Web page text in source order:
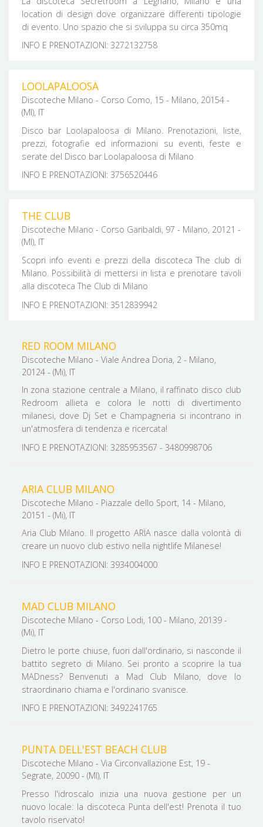
location di design dove organizzare differenti tipologie
di evento. Uno spazio che si sviluppa su circa 350mq
INFO E PRENOTAZIONI: 3272132758
LOOLAPALOOSA
Discoteche Milano - Corso Como, 15 - Milano, 20154 -
(MI), IT
Disco bar Loolapaloosa di Milano. Prenotazioni, liste,
prezzi, fotografie ed informazioni su eventi, feste e
serate del Disco bar Loolapaloosa di Milano
INFO E PRENOTAZIONI: 3756520446
THE CLUB
Discoteche Milano - Corso Garibaldi, 97 - Milano, 20121 -
(MI), IT
Scopri info eventi e prezzi della discoteca The club di
Milano. Possibilità di mettersi in lista e prenotare tavoli
alla discoteca The Club di Milano
INFO E PRENOTAZIONI: 3512839942
RED ROOM MILANO
Discoteche Milano - Viale Andrea Doria, 2 - Milano,
20124 - (Mi), IT
In zona stazione centrale a Milano, il raffinato disco club
Redroom allieta e colora le notti di divertimento
milanesi, dove Dj Set e Champagneria si incontrano in
un'atmosfera di tendenza e ricercata!
INFO E PRENOTAZIONI: 3285953567 - 3480998706
ARIA CLUB MILANO
Discoteche Milano - Piazzale dello Sport, 14 - Milano,
20151 - (Mi), IT
Aria Club Milano. Il progetto ARÏA nasce dalla volontà di
creare un nuovo club estivo nella nightlife Milanese!
INFO E PRENOTAZIONI: 3934004000
MAD CLUB MILANO
Discoteche Milano - Corso Lodi, 100 - Milano, 20139 -
(Mi), IT
Dietro le porte chiuse, fuori dall'ordinario, si nasconde il
battito segreto di Milano. Sei pronto a scoprire la tua
MADness? Benvenuti a Mad Club Milano, dove lo
straordinario chiama e l'ordinario svanisce.
INFO E PRENOTAZIONI: 3492241765
PUNTA DELL'EST BEACH CLUB
Discoteche Milano - Via Circonvallazione Est, 19 -
Segrate, 20090 - (MI), IT
Presso l'idroscalo inizia una nuova gestione per un
nuovo locale: la discoteca Punta dell'est! Prenota il tuo
tavolo riservato!